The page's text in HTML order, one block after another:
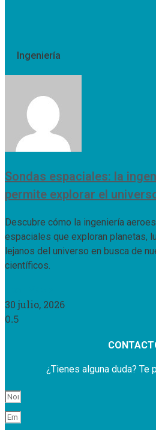
Ingeniería
Sondas espaciales: la
permite explorar el
Descubre cómo la ingeniería
espaciales que exploran planetas,
lejanos del universo en busca de
científicos.
30 julio, 2026
¿Tienes alguna duda? Te